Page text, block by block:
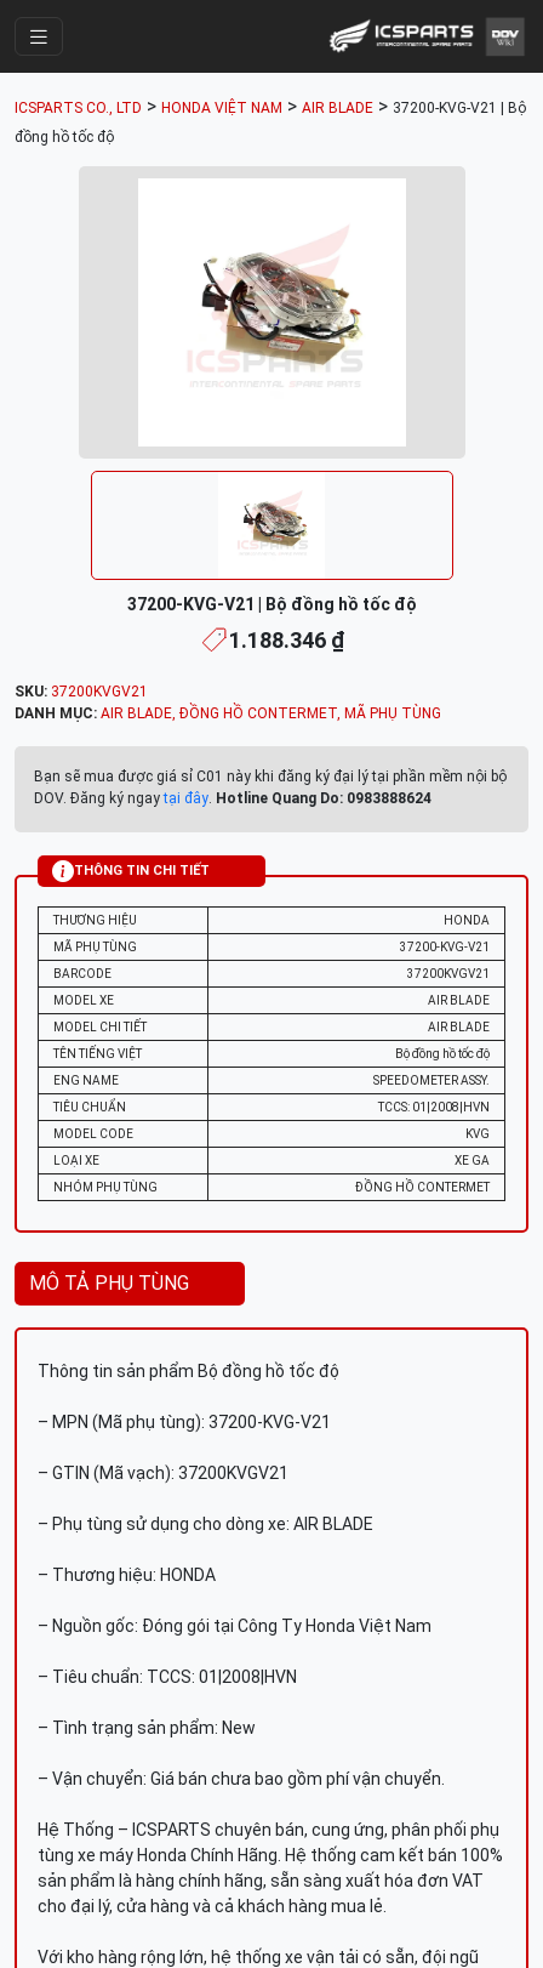
Parts Catalogue
Nhóm Phụ Tùng
Tài khoản
ICSPARTS CO., LTD > HONDA VIỆT NAM > AIR BLADE > 37200-KVG-V21 | Bộ
đồng hồ tốc độ
37200-KVG-V21 | Bộ đồng hồ tốc độ
1.188.346 ₫
SKU: 37200KVGV21
DANH MỤC: AIR BLADE, ĐỒNG HỒ CONTERMET, MÃ PHỤ TÙNG
Bạn sẽ mua được giá sỉ C01 này khi đăng ký đại lý tại phần mềm nội bộ
DOV. Đăng ký ngaytại đây. Hotline Quang Do: 0983888624
THÔNG TIN CHI TIẾT
THƯƠNG HIỆU
HONDA
MÃ PHỤ TÙNG
37200-KVG-V21
BARCODE
37200KVGV21
MODEL XE
AIR BLADE
MODEL CHI TIẾT
AIR BLADE
TÊN TIẾNG VIỆT
Bộ đồng hồ tốc độ
ENG NAME
SPEEDOMETER ASSY.
TIÊU CHUẨN
TCCS: 01|2008|HVN
MODEL CODE
KVG
LOẠI XE
XE GA
NHÓM PHỤ TÙNG
ĐỒNG HỒ CONTERMET
MÔ TẢ PHỤ TÙNG
Thông tin sản phẩm Bộ đồng hồ tốc độ
– MPN (Mã phụ tùng): 37200-KVG-V21
– GTIN (Mã vạch): 37200KVGV21
– Phụ tùng sử dụng cho dòng xe: AIR BLADE
– Thương hiệu: HONDA
– Nguồn gốc: Đóng gói tại Công Ty Honda Việt Nam
– Tiêu chuẩn: TCCS: 01|2008|HVN
– Tình trạng sản phẩm: New
– Vận chuyển: Giá bán chưa bao gồm phí vận chuyển.
Hệ Thống – ICSPARTS chuyên bán, cung ứng, phân phối phụ
tùng xe máy Honda Chính Hãng. Hệ thống cam kết bán 100%
sản phẩm là hàng chính hãng, sẵn sàng xuất hóa đơn VAT
cho đại lý, cửa hàng và cả khách hàng mua lẻ.
Với kho hàng rộng lớn, hệ thống xe vận tải có sẵn, đội ngũ